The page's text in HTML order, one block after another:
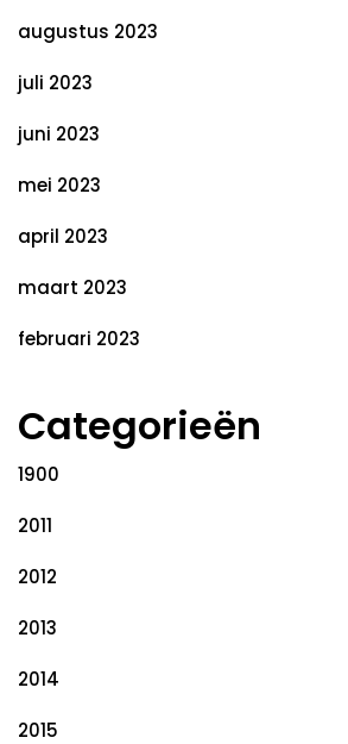
augustus 2023
juli 2023
juni 2023
mei 2023
april 2023
maart 2023
februari 2023
Categorieën
1900
2011
2012
2013
2014
2015